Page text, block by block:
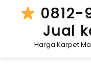
0812-
Jual
Harga Karpet